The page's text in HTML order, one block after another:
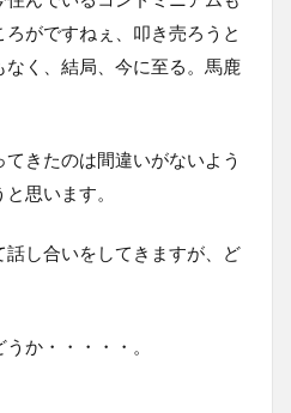
がですねぇ、叩き売ろうと
く、結局、今に至る。馬鹿
きたのは間違いがないよう
思います。
し合いをしてきますが、ど
か・・・・・。